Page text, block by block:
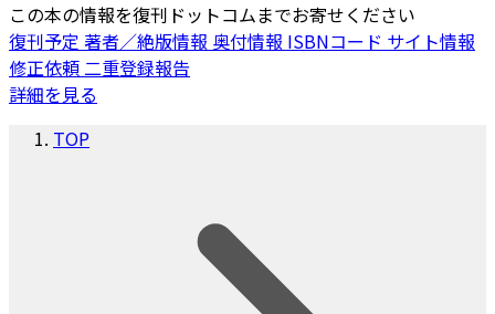
この本の情報を復刊ドットコムまでお寄せください
復刊予定 著者／絶版情報 奥付情報 ISBNコード サイト情報
修正依頼二重登録報告
詳細を見る
TOP